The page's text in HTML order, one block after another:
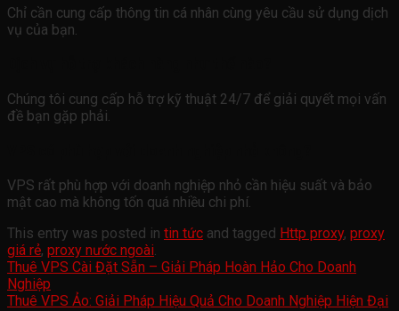
Chỉ cần cung cấp thông tin cá nhân cùng yêu cầu sử dụng dịch
vụ của bạn.
Chúng tôi cung cấp hỗ trợ kỹ thuật 24/7 để giải quyết mọi vấn
đề bạn gặp phải.
VPS rất phù hợp với doanh nghiệp nhỏ cần hiệu suất và bảo
mật cao mà không tốn quá nhiều chi phí.
This entry was posted in tin tức and tagged Http proxy, proxy
giá rẻ, proxy nước ngoài.
Thuê VPS Cài Đặt Sẵn – Giải Pháp Hoàn Hảo Cho Doanh
Nghiệp
Thuê VPS Ảo: Giải Pháp Hiệu Quả Cho Doanh Nghiệp Hiện Đại